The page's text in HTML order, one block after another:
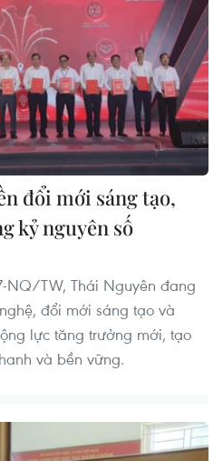
đổi mới sáng tạo,
kỷ nguyên số
NQ/TW, Thái Nguyên đang
đổi mới sáng tạo và
lực tăng trưởng mới, tạo
và bền vững.